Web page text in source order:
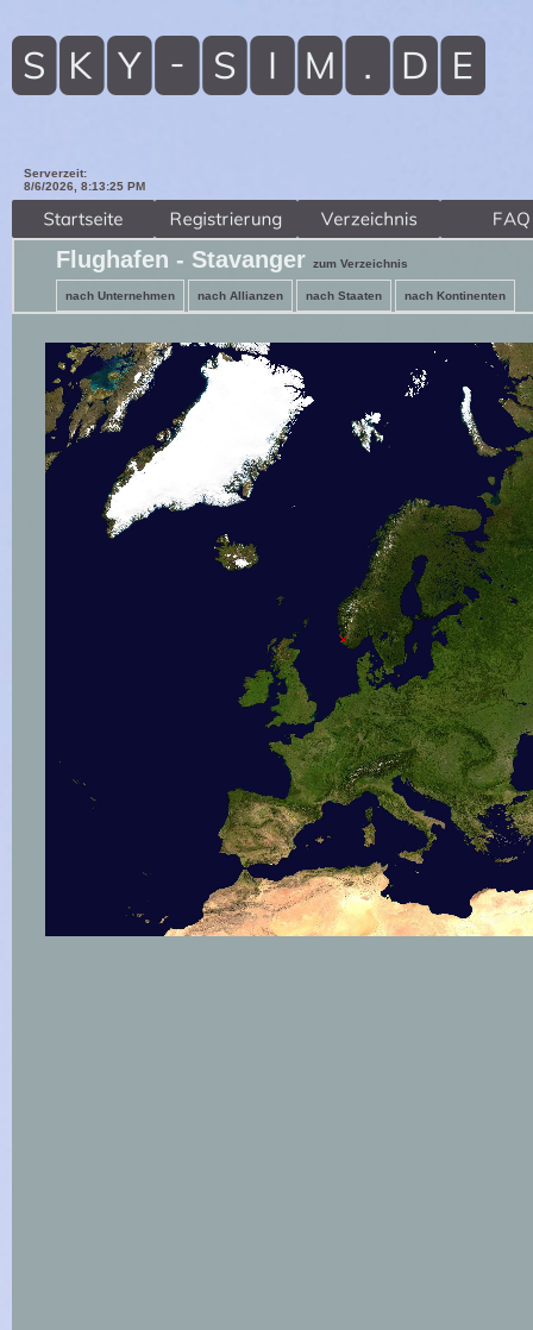
Serverzeit:
8/6/2026, 8:13:27 PM
Flughafen - Stavanger zum Verzeichnis
nach Unternehmen nach Allianzen nach Staaten nach Kontinenten